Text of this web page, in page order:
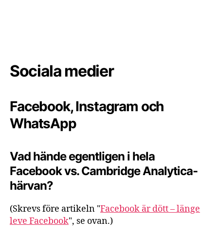
Sociala medier
Facebook, Instagram och
WhatsApp
Vad hände egentligen i hela
Facebook vs. Cambridge Analytica-
härvan?
(Skrevs före artikeln "Facebook är dött – länge
leve Facebook", se ovan.)